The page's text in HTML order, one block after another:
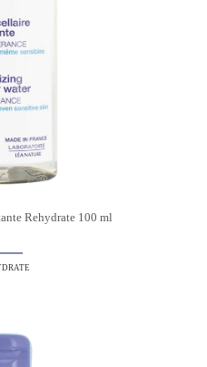
Rehydrate 100 ml